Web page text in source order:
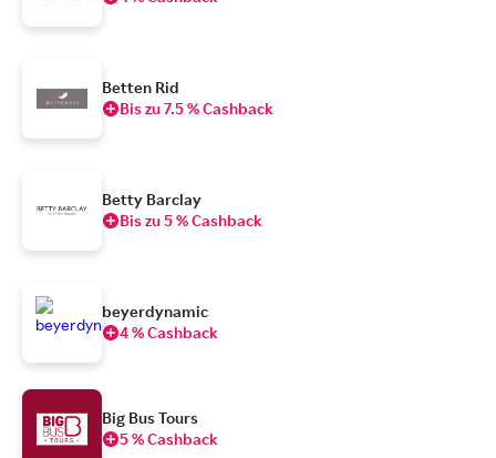
Betten Rid
Bis zu 7.5 % Cashback
Betty Barclay
Bis zu 5 % Cashback
beyerdynamic
4 % Cashback
Big Bus Tours
5 % Cashback